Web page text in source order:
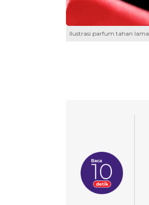
Ilustrasi parfum tahan